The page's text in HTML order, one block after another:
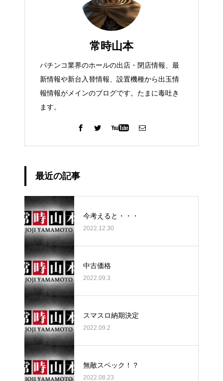
常時山本
パチンコ業界のホールの出店・閉店情報、最
新情報や新台入替情報、設置機種から出玉情
報情報がメインのブログです。たまに毒吐き
ます。
最近の記事
今考えると・・・
2022.12.30
中古価格
2022.09.3
スマスロ納期決定
2022.09.2
無敵スペック！？
2022.08.23